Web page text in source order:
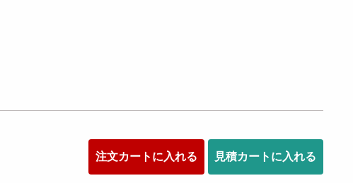
注文カートに入れる 見積カートに入れる